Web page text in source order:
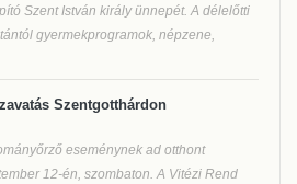
Szent István király ünnepét. A délelőtti
gyermekprogramok, népzene,
Szentgotthárdon
eseménynek ad otthont
12-én, szombaton. A Vitézi Rend